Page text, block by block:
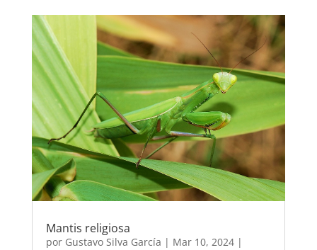
Mantis religiosa
por Gustavo Silva García | Mar 10, 2024|